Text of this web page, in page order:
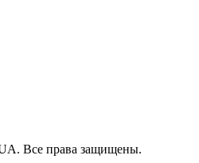
Все права защищены.